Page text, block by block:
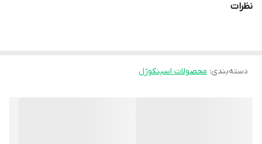
نظرات
دسته‌بندی: محصولات اسپنکوژل